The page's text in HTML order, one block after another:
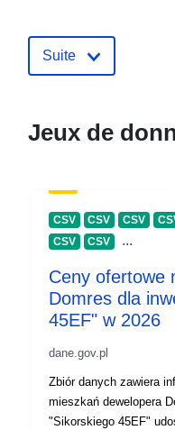
Suite
Jeux de
CSV CSV CSV
CSV
CSV ...
Ceny ofertowe
Domres dla
45EF" w 2026
dane.gov.pl
Zbiór danych zawiera
mieszkań dewelopera
"Sikorskiego 45EF"